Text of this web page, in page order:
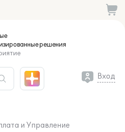
решения
Вход
и Управление